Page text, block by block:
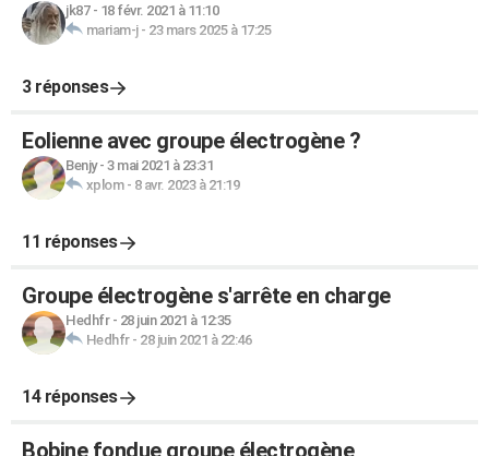
jk87- 18 févr. 2021 à 11:10
mariam-j- 23 mars 2025 à 17:25
3 réponses
Eolienne avec groupe électrogène ?
Benjy- 3 mai 2021 à 23:31
xplom- 8 avr. 2023 à 21:19
11 réponses
Groupe électrogène s'arrête en charge
Hedhfr- 28 juin 2021 à 12:35
Hedhfr- 28 juin 2021 à 22:46
14 réponses
Bobine fondue groupe électrogène